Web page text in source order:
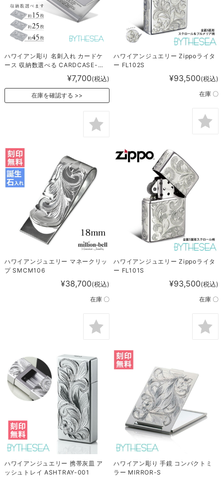
ハワイアン彫り 名刺入れ カードケ
ース 収納数選べる CARDCASE-
¥7,700(税込)
在庫を確認する
ハワイアンジュエリー Zippoライタ
ー FL102S
¥93,500(税込)
在庫 〇
ハワイアンジュエリー マネークリッ
プ SMCM106
¥38,700(税込)
在庫 〇
ハワイアンジュエリー Zippoライタ
ー FL101S
¥93,500(税込)
在庫 〇
ハワイアンジュエリー 携帯灰皿 ア
ッシュトレイ ASHTRAY-001
ハワイアン彫り 手鏡 コンパクトミ
ラー MIRROR-S